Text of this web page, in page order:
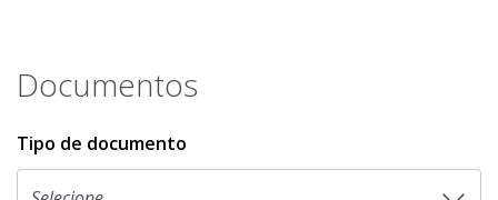
Documentos
Tipo de documento